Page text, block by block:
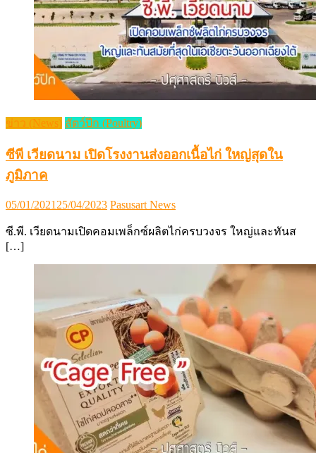
ข่าว (News) สัตว์ปีก (Poultry)
ซีพี เวียดนาม เปิดโรงงานส่งออกเนื้อไก่ ใหญ่สุดใน
ภูมิภาค
Posted
05/01/2021 25/04/2023 Author
Pasusart News
ซี.พี. เวียดนามเปิดคอมเพล็กซ์ผลิตไก่ครบวงจร ใหญ่และทันส
[…]